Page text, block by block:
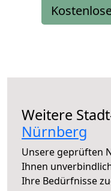
Weitere
Nürnberg
Unsere geprüften
Ihnen
Ihre Bedürfnisse